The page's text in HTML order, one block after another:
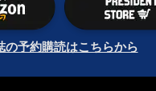
の予約購読はこちらから